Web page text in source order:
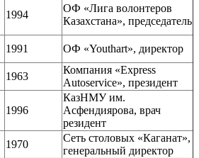
1994
ОФ «Лига волонтеров
Казахстана», председатель
1991 ОФ «Youthart», директор
1963
Компания «Express
Autoservice», президент
1996
КазНМУ им.
Асфендиярова, врач
резидент
1970
Сеть столовых «Каганат»,
генеральный директор